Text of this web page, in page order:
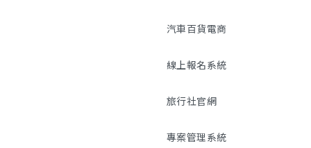
汽車百貨電商
線上報名系統
旅行社官網
專案管理系統